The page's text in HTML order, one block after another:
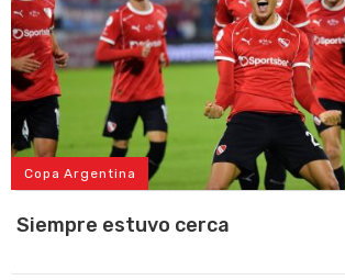
Copa Argentina
Siempre estuvo cerca